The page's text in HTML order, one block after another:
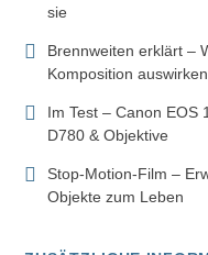
sie
Brennweiten erklärt –
Komposition auswirken
Im Test – Canon EOS
D780 & Objektive
Stop-Motion-Film –
Objekte zum Leben